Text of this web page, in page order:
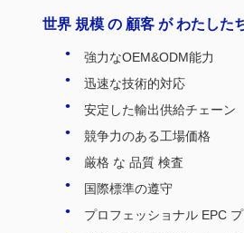
世界 規模 の 顧客 が わたした
強力なOEM&ODM能力
迅速な技術的対応
安定した輸出供給チェーン
競争力のある工場価格
厳格 な 品質 検査
国際標準の遵守
プロフェッショナル EPC